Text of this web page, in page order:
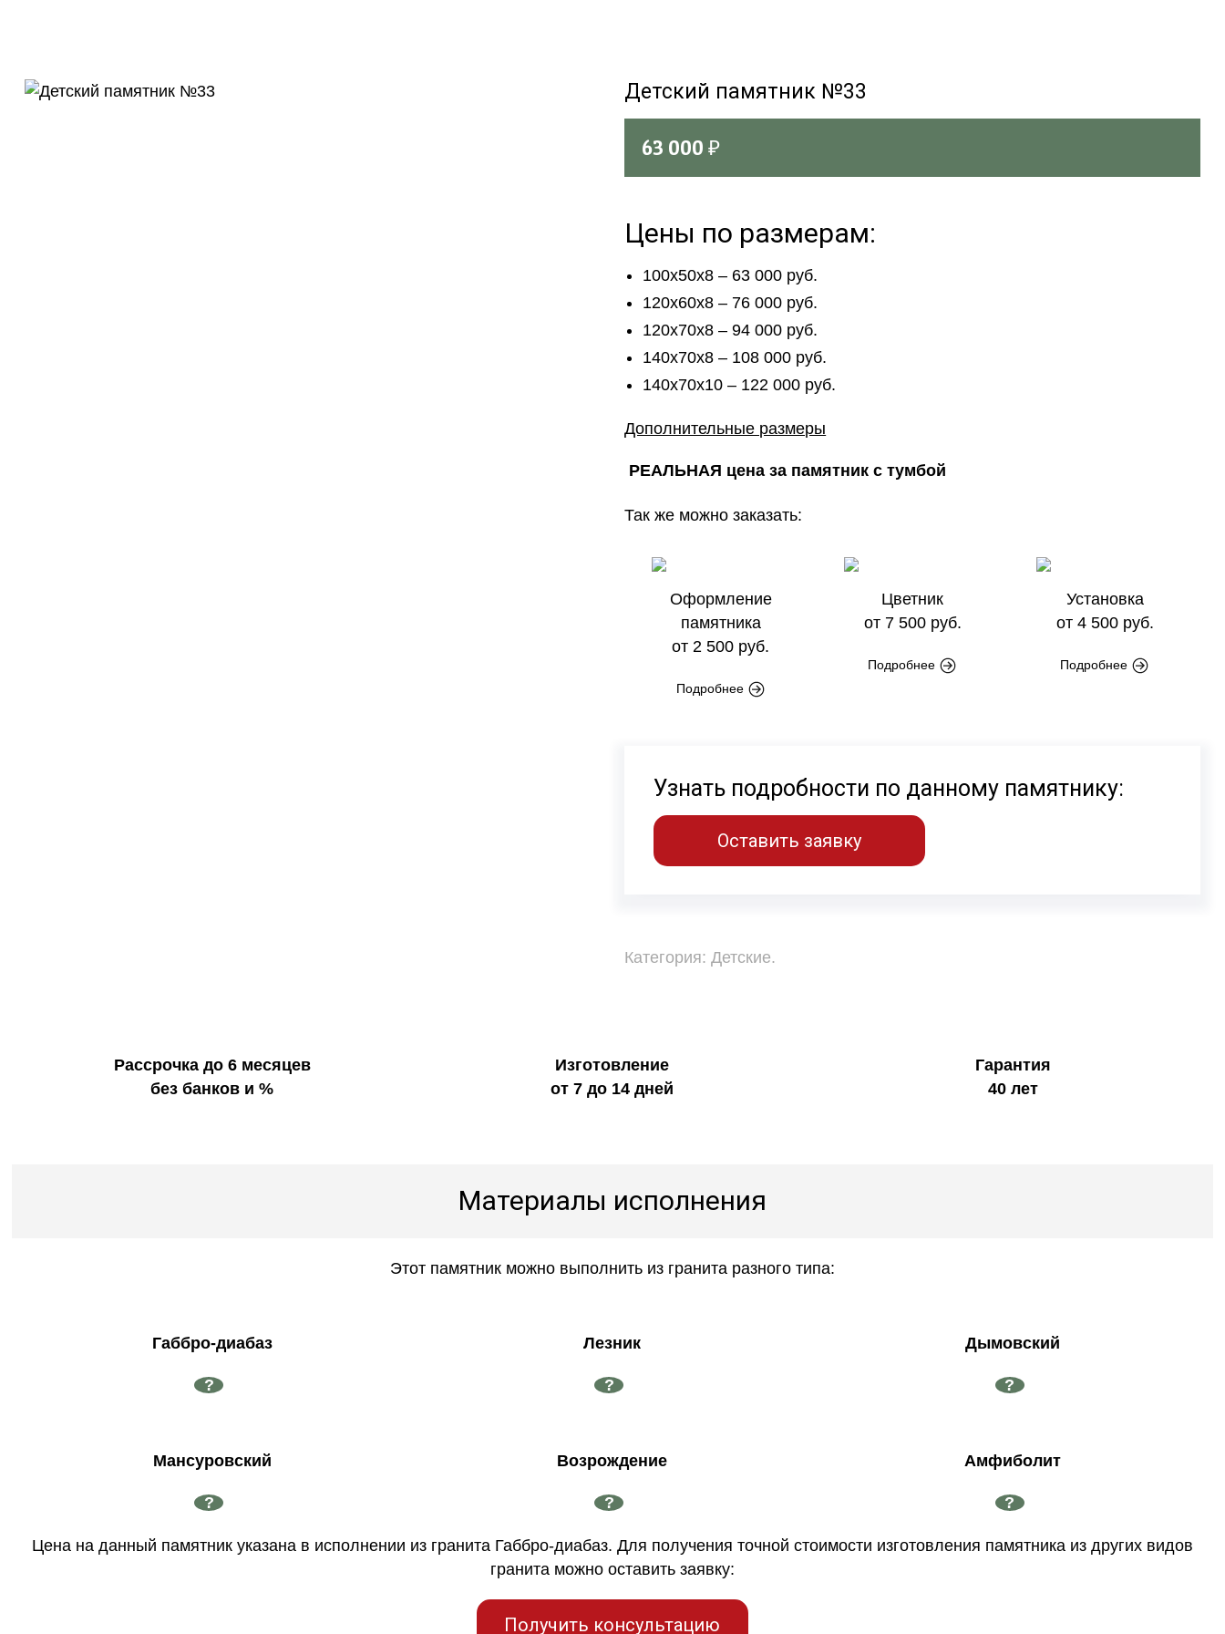
Детский памятник №33
63 000₽
Цены по размерам:
100х50х8 – 63 000 руб.
120х60х8 – 76 000 руб.
120х70х8 – 94 000 руб.
140х70х8 – 108 000 руб.
140х70х10 – 122 000 руб.
Дополнительные размеры
РЕАЛЬНАЯ цена за памятник с тумбой
Так же можно заказать:
Оформление
памятника
от 2 500 руб.
Подробнее
Цветник
от 7 500 руб.
Подробнее
Установка
от 4 500 руб.
Подробнее
Узнать подробности по данному памятнику:
Оставить заявку
Категория:Детские.
Рассрочка до 6 месяцев
без банков и %
Изготовление
от 7 до 14 дней
Гарантия
40 лет
Материалы исполнения
Этот памятник можно выполнить из гранита разного типа:
Габбро-диабаз
?
Лезник
?
Дымовский
?
Мансуровский
?
Возрождение
?
Амфиболит
?
Цена на данный памятник указана в исполнении из гранита Габбро-диабаз. Для получения точной стоимости изготовления памятника из других видов
гранита можно оставить заявку:
Получить консультацию